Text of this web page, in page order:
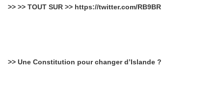
>> >> TOUT SUR >> https://twitter.com/RB9BR
>> Une Constitution pour changer d’Islande ?